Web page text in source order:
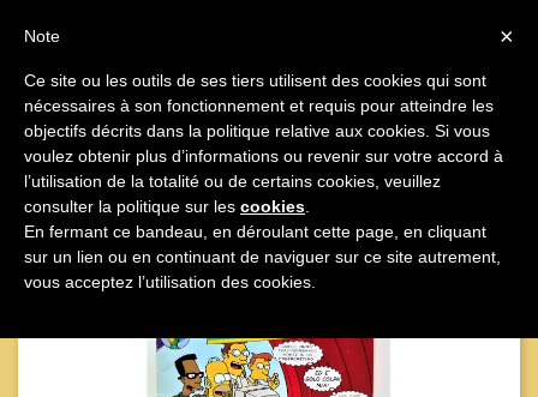


×
Note
Ce site ou les outils de ses tiers utilisent des cookies qui sont
nécessaires à son fonctionnement et requis pour atteindre les
objectifs décrits dans la politique relative aux cookies. Si vous
voulez obtenir plus d’informations ou revenir sur votre accord à
l’utilisation de la totalité ou de certains cookies, veuillez
consulter la politique sur les cookies
En fermant ce bandeau, en déroulant cette page, en cliquant
sur un lien ou en continuant de naviguer sur ce site autrement,
vous acceptez l’utilisation des cookies.